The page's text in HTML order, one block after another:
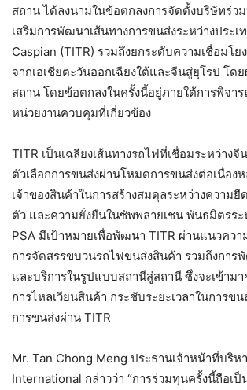
สถาน ได้ลงนามในข้อตกลงการจัดตั้งบริษัทร่ว
เสริมการพัฒนาเส้นทางการขนส่งระหว่างประเ
Caspian (TITR) รวมถึงยกระดับความเชื่อมโย
จากเอเชียตะวันออกเฉียงใต้และจีนสู่ยุโรป โด
สถาน โดยข้อตกลงในครั้งนี้อยู่ภายใต้การพิจา
หน่วยงานควบคุมที่เกี่ยวข้อง
TITR เป็นเฉลียงเส้นทางรถไฟที่เชื่อมระหว่างจี
ตัวเลือกการขนส่งผ่านโหมดการขนส่งต่อเนื่อง
เจ้าของสินค้าในการสร้างสมดุลระหว่างความ
ตัว และความยั่งยืนในซัพพลายเชน พันธมิตรระ
PSA มีเป้าหมายเพื่อพัฒนา TITR ผ่านแนวควา
การจัดสรรขบวนรถไฟขนส่งสินค้า รวมถึงกา
และบริการในรูปแบบสถานีสู่สถานี ซึ่งจะเข้าม
การไหลเวียนสินค้า กระชับระยะเวลาในการข
การขนส่งผ่าน TITR
Mr. Tan Chong Meng ประธานเจ้าหน้าที่บริ
International กล่าวว่า “การร่วมทุนครั้งนี้ถือเป็